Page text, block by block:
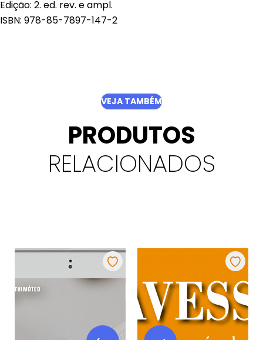
Edição: 2. ed. rev. e ampl.
ISBN: 978-85-7897-147-2
VEJA TAMBÉM
PRODUTOS
RELACIONADOS